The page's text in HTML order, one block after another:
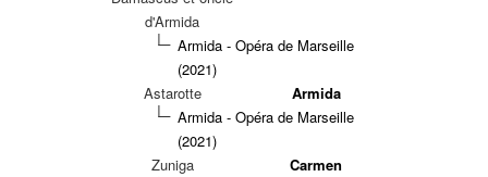
d'Armida
Armida - Opéra de Marseille
(2021)
Astarotte
Armida
Armida - Opéra de Marseille
(2021)
Zuniga
Carmen